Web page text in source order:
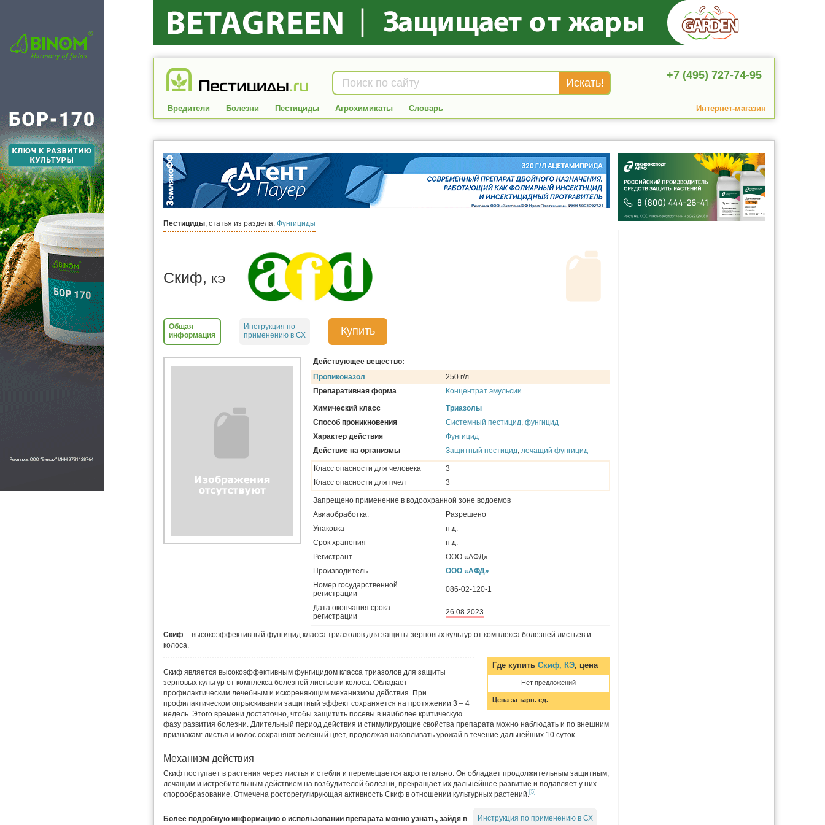
+7 (495) 727-74-95
Вредители Болезни Пестициды Агрохимикаты Словарь Интернет-магазин
Пестициды, статья из раздела: Фунгициды
Скиф, КЭ
Общая
информация
Инструкция по
применению в СХ
Купить
Действующее вещество:
Пропиконазол
250 г/л
Препаративная форма
Концентрат эмульсии
Химический класс
Триазолы
Способ проникновения
Системный пестицид фунгицид
Характер действия
Фунгицид
Действие на организмы
Защитный пестицид лечащий фунгицид
Класс опасности для человека
3
Класс опасности для пчел
3
Запрещено применение в водоохранной зоне водоемов
Авиаобработка:
Разрешено
Упаковка
н.д.
Срок хранения
н.д.
Регистрант
ООО «АФД»
Производитель
ООО «АФД»
Номер государственной
регистрации
086-02-120-1
Дата окончания срока
регистрации
26.08.2023
Скиф – высокоэффективный фунгицид класса триазолов для защиты зерновых культур от комплекса болезней листьев и
колоса.
Где купить Скиф, КЭ, цена
Нет предложений
Цена за тарн. ед.
Скиф является высокоэффективным фунгицидом класса триазолов для защиты
зерновых культур от комплекса болезней листьев и колоса. Обладает
профилактическим лечебным и искореняющим механизмом действия. При
профилактическом опрыскивании защитный эффект сохраняется на протяжении 3 – 4
недель. Этого времени достаточно, чтобы защитить посевы в наиболее критическую
фазу развития болезни. Длительный период действия и стимулирующие свойства препарата можно наблюдать и по внешним
признакам: листья и колос сохраняют зеленый цвет, продолжая накапливать урожай в течение дальнейших 10 суток.
Механизм действия
Скиф поступает в растения через листья и стебли и перемещается акропетально. Он обладает продолжительным защитным,
лечащим и истребительным действием на возбудителей болезни, прекращает их дальнейшее развитие и подавляет у них
спорообразование. Отмечена росторегулирующая активность Скиф в отношении культурных растений. [5]
Более подробную информацию о использовании препарата можно узнать, зайдя в Инструкция по применению в СХ